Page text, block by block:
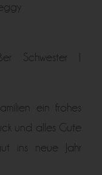
Schwester |
ein frohes
und alles Gute
ins neue Jahr